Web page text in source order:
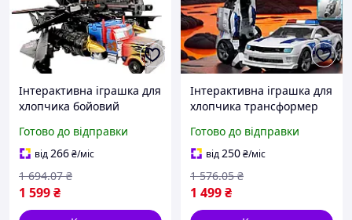
Інтерактивна іграшка для
хлопчика бойовий
Оптімус Прайм робот
вантажівка металеві
деталі
Готово до відправки
від266₴/міс
1 599₴
1 694.07 ₴
Інтерактивна іграшка для
хлопчика трансформер
автобот металеві
елементи зброя
Готово до відправки
від250₴/міс
1 499₴
1 576.05 ₴